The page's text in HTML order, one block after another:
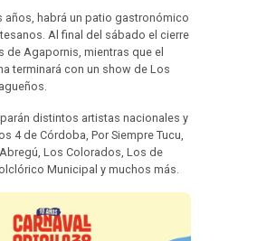
años, habrá un patio gastronómico
Al final del sábado el cierre
de Agapornis, mientras que el
terminará con un show de Los
distintos artistas nacionales y
4 de Córdoba, Por Siempre Tucu,
Los Colorados, Los de
Municipal y muchos más.